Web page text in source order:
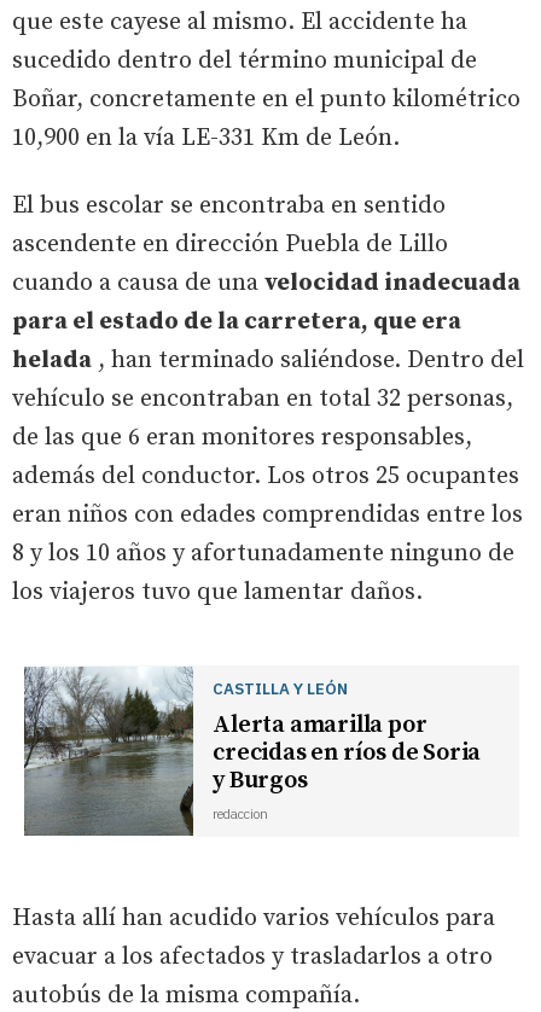
que este cayese al mismo. El accidente ha
sucedido dentro del término municipal de
Boñar, concretamente en el punto kilométrico
10,900 en la vía LE-331 Km de León.
El bus escolar se encontraba en sentido
ascendente en dirección Puebla de Lillo
cuando a causa de una velocidad inadecuada
para el estado de la carretera, que era
helada , han terminado saliéndose. Dentro del
vehículo se encontraban en total 32 personas,
de las que 6 eran monitores responsables,
además del conductor. Los otros 25 ocupantes
eran niños con edades comprendidas entre los
8 y los 10 años y afortunadamente ninguno de
los viajeros tuvo que lamentar daños.
CASTILLA Y LEÓN
Alerta amarilla por
crecidas en ríos de Soria
y Burgos
redaccion
Hasta allí han acudido varios vehículos para
evacuar a los afectados y trasladarlos a otro
autobús de la misma compañía.